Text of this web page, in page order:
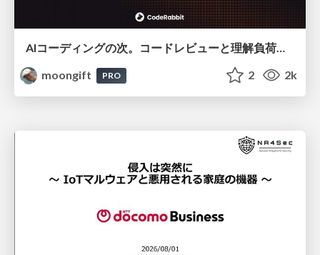
AIコーディングの次。コードレビューと理解負荷を解消して組織の開発生産性を高める
moongift
PRO 2 2k